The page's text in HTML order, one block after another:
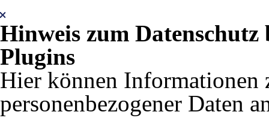
Hinweis zum
Plugins
Hier können
personenbezogener Daten